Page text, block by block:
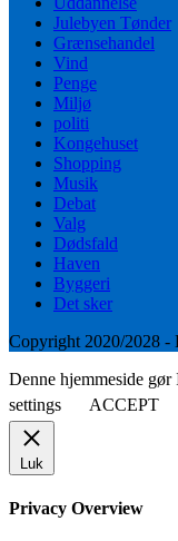
Julebyen Tønder
Grænsehandel
Vind
Penge
Miljø
politi
Kongehuset
Shopping
Musik
Debat
Valg
Dødsfald
Haven
Byggeri
Det sker
Copyright 2020/2028 -
Denne hjemmeside
settings
ACCEPT
Luk
Privacy Overview